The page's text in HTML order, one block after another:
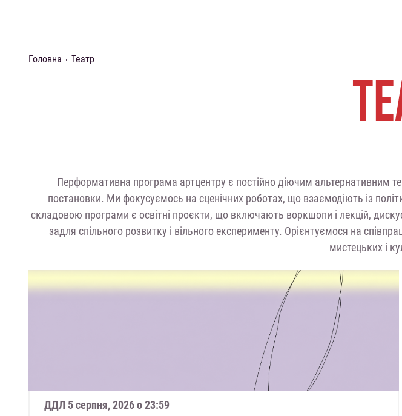
Головна Театр
Перформативна програма артцентру є постійно діючим альтернативним
постановки. Ми фокусуємось на сценічних роботах, що взаємодіють із
складовою програми є освітні проєкти, що включають воркшопи і лекцій,
задля спільного розвитку і вільного експерименту. Орієнтуємося на
мистецьких і
ДДЛ 5 серпня, 2026 о 23:59